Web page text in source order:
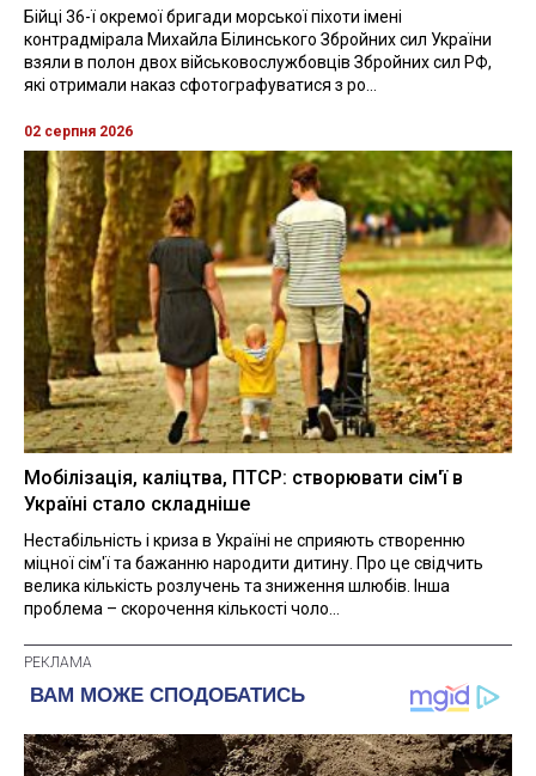
Бійці 36-ї окремої бригади морської піхоти імені
контрадмірала Михайла Білинського Збройних сил України
взяли в полон двох військовослужбовців Збройних сил РФ,
які отримали наказ сфотографуватися з ро...
02 серпня 2026
Мобілізація, каліцтва, ПТСР: створювати сім'ї в
Україні стало складніше
Нестабільність і криза в Україні не сприяють створенню
міцної сім'ї та бажанню народити дитину. Про це свідчить
велика кількість розлучень та зниження шлюбів. Інша
проблема – скорочення кількості чоло...